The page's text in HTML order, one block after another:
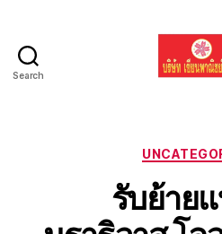
Search
รถ
โฮ
ทั่ว
ปร
รับย้าย